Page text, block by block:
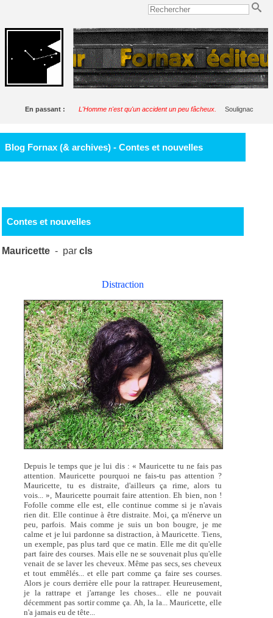
En passant : L'Homme n'est qu'un accident un peu fâcheux. Soulignac
Blog Fornax (& archives) - Contes et nouvelles
Contes et nouvelles
Mauricette - parcls
Distraction
Depuis le temps que je lui dis : « Mauricette tu ne fais pas
attention. Mauricette pourquoi ne fais-tu pas attention ?
Mauricette, tu es distraite, d'ailleurs ça rime, alors tu
vois... », Mauricette pourrait faire attention. Eh bien, non !
Fofolle comme elle est, elle continue comme si je n'avais
rien dit. Elle continue à être distraite. Moi, ça m'énerve un
peu, parfois. Mais comme je suis un bon bougre, je me
calme et je lui pardonne sa distraction, à Mauricette. Tiens,
un exemple, pas plus tard que ce matin. Elle me dit qu'elle
part faire des courses. Mais elle ne se souvenait plus qu'elle
venait de se laver les cheveux. Même pas secs, ses cheveux
et tout emmêlés... et elle part comme ça faire ses courses.
Alors je cours derrière elle pour la rattraper. Heureusement,
je la rattrape et j'arrange les choses... elle ne pouvait
décemment pas sortir comme ça. Ah, la la... Mauricette, elle
n'a jamais eu de tête...